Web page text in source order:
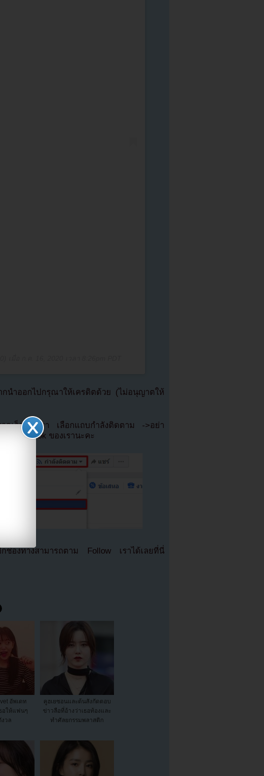
นำออกไปกรุณาให้เครดิตด้วย (ไม่อนุญาตให้
วดเร็วจากเรา เลือกแถบกำลังติดตาม ->อย่า
Facebook ของเรานะคะ
ช่องทางสามารถตาม Follow เราได้เลยที่นี่
อัพเดท
อให้แฟนๆ
วล
คูฮเยซอนและต้นสังกัดตอบ
ข่าวลือที่อ้างว่าเธอท้องและ
ทำศัลยกรรมพลาสติก